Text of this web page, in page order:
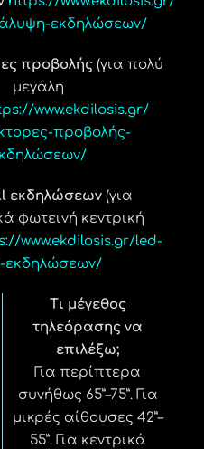
εκδηλώσεων/
προβολής(για πολύ
μεγάλη
www.ekdilosis.gr/
προβολής-
εκδηλώσεων(για
φωτεινή κεντρική
www.ekdilosis.gr/led-
εκδηλώσεων/
Τι μέγεθος
τηλεόρασης να
επιλέξω;
Για περίπτερα
συνήθως 65”–75”. Για
μικρές αίθουσες 42”–
55”. Για κεντρικά